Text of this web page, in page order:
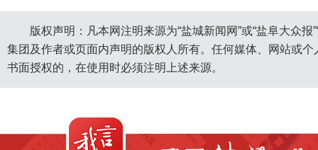
版权声明：凡本网注明来源为“盐城新闻网”或“盐阜大众
集团及作者或页面内声明的版权人所有。任何媒体、网站或
书面授权的，在使用时必须注明上述来源。